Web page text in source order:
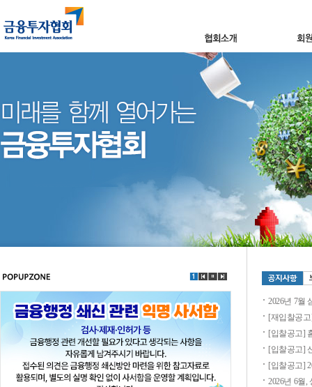
2026년 7월
[재입찰공
[입찰공고]
[입찰공고]
[입찰공고]
2026년 6월